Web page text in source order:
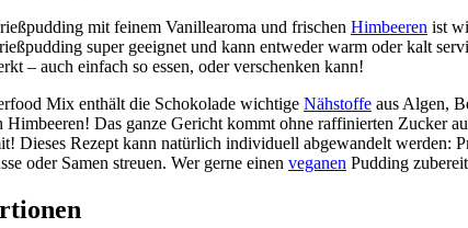
mit feinem Vanillearoma und frischen Himbeeren ist
super geeignet und kann entweder warm oder kalt
– auch einfach so essen, oder verschenken kann!
Mix enthält die Schokolade wichtige Nähstoffe aus Algen,
Himbeeren! Das ganze Gericht kommt ohne raffinierten Zucker
Dieses Rezept kann natürlich individuell abgewandelt
oder Samen streuen. Wer gerne einen veganen Pudding